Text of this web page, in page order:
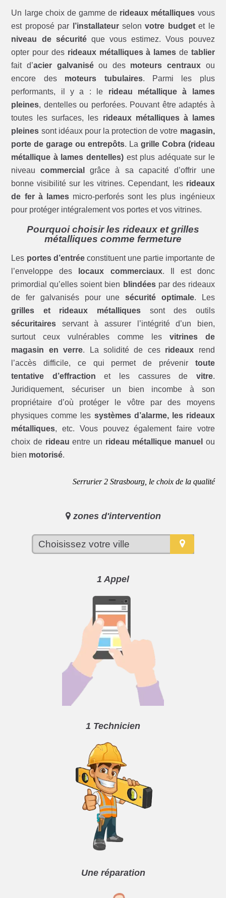
Un large choix de gamme de rideaux métalliques vous
est proposé par
l’installateurselonvotre budgetet le
niveau de sécuritéque vous estimez. Vous pouvez
opter pour des rideaux métalliques à lames de tablier
fait d’acier galvaniséou des moteurs centraux ou
encore des moteurs tubulaires. Parmi les plus
performants, il y a : le rideau métallique à lames
pleines, dentelles ou perforées. Pouvant être adaptés à
toutes les surfaces, les rideaux métalliques à lames
pleines sont idéaux pour la protection de votre magasin,
porte de garage ou entrepôts. La grille Cobra (rideau
métallique à lames dentelles)est plus adéquate sur le
niveaucommercial
grâce à sa capacité d’offrir une
bonne visibilité sur les vitrines. Cependant, les rideaux
de fer à lamesmicro-perforés sont les plus ingénieux
pour protéger intégralement vos portes et vos vitrines.
Pourquoi choisir les rideaux et grilles
métalliques comme fermeture
Les portes d’entréeconstituent une partie importante de
l’enveloppe des
locaux commerciaux. Il est donc
primordial qu’elles soient bien blindéespar des rideaux
de fer galvanisés pour unesécurité optimale. Les
grilles et rideaux métalliques sont des outils
sécuritaires servant à assurer l’intégrité d’un bien,
surtout ceux vulnérables comme les vitrines de
magasin en verre. La solidité de ces rideaux rend
l’accès difficile, ce qui permet de prévenir toute
tentative d’effraction et les cassures de vitre.
Juridiquement, sécuriser un bien incombe à son
propriétaire d’où protéger le vôtre par des moyens
physiques comme les systèmes d’alarme, les rideaux
métalliques, etc. Vous pouvez également faire votre
choix de rideau entre un rideau métallique manuel ou
bien motorisé.
Serrurier 2 Strasbourg, le choix de la qualité
zones d'intervention
1 Appel
1 Technicien
Une réparation